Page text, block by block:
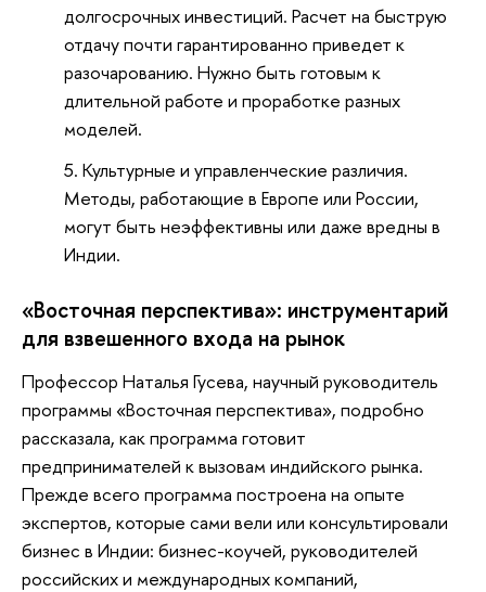
долгосрочных инвестиций. Расчет на быструю
отдачу почти гарантированно приведет к
разочарованию. Нужно быть готовым к
длительной работе и проработке разных
моделей.
Культурные и управленческие различия.
Методы, работающие в Европе или России,
могут быть неэффективны или даже вредны в
Индии.
«Восточная перспектива»: инструментарий
для взвешенного входа на рынок
Профессор Наталья Гусева, научный руководитель
программы «Восточная перспектива», подробно
рассказала, как программа готовит
предпринимателей к вызовам индийского рынка.
Прежде всего программа построена на опыте
экспертов, которые сами вели или консультировали
бизнес в Индии: бизнес-коучей, руководителей
российских и международных компаний,